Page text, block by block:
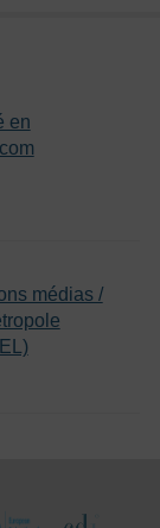
en
médias /